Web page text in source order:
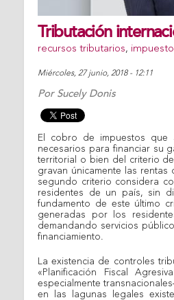
Tributación
recursos tributarios,
miércoles, 27 junio, 2018 - 12:11
Por Sucely Donis
El cobro de impuestos que
necesarios para financiar su
territorial o bien del criterio
gravan únicamente las
segundo criterio considera
residentes de un país, sin
fundamento de este último
generadas por los
demandando servicios
financiamiento.
La existencia de controles
«Planificación Fiscal
especialmente
en las lagunas legales